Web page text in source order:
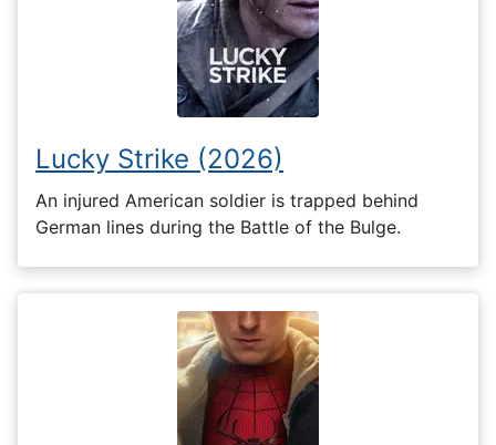
Lucky Strike (2026)
An injured American soldier is trapped behind
German lines during the Battle of the Bulge.